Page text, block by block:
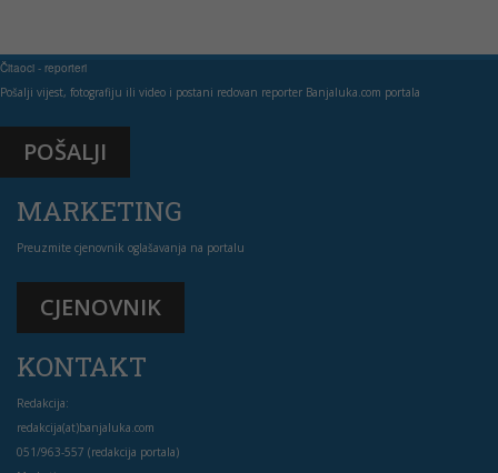
Čitaoci - reporteri
Pošalji vijest, fotografiju ili video i postani redovan reporter Banjaluka.com portala
POŠALJI
MARKETING
Preuzmite cjenovnik oglašavanja na portalu
CJENOVNIK
KONTAKT
Redakcija:
redakcija(at)banjaluka.com
051/963-557 (redakcija portala)